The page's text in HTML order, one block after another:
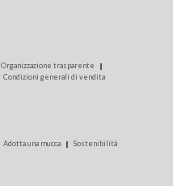
Organizzazione trasparente
Condizioni generali di vendita
Adotta una mucca Sostenibilità